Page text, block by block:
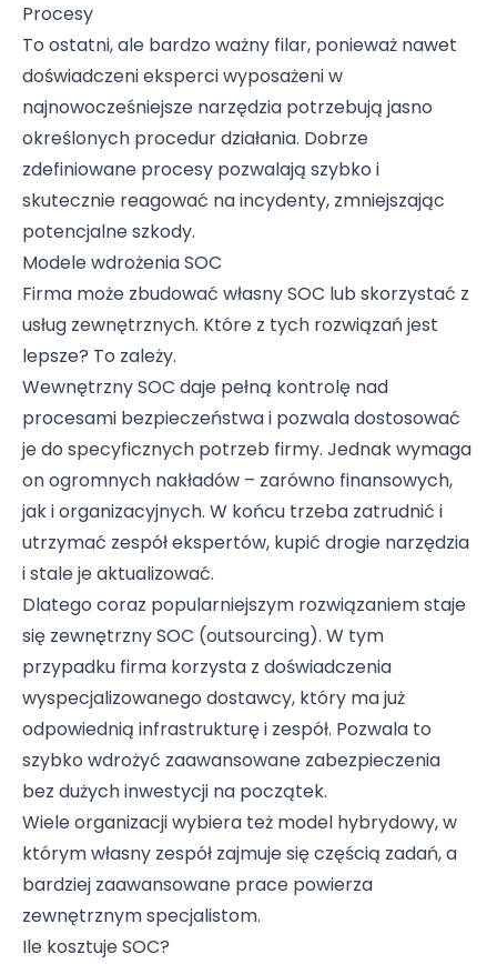
Procesy
To ostatni, ale bardzo ważny filar, ponieważ nawet
doświadczeni eksperci wyposażeni w
najnowocześniejsze narzędzia potrzebują jasno
określonych procedur działania. Dobrze
zdefiniowane procesy pozwalają szybko i
skutecznie reagować na incydenty, zmniejszając
potencjalne szkody.
Modele wdrożenia SOC
Firma może zbudować własny SOC lub skorzystać z
usług zewnętrznych. Które z tych rozwiązań jest
lepsze? To zależy.
Wewnętrzny SOC daje pełną kontrolę nad
procesami bezpieczeństwa i pozwala dostosować
je do specyficznych potrzeb firmy. Jednak wymaga
on ogromnych nakładów – zarówno finansowych,
jak i organizacyjnych. W końcu trzeba zatrudnić i
utrzymać zespół ekspertów, kupić drogie narzędzia
i stale je aktualizować.
Dlatego coraz popularniejszym rozwiązaniem staje
się zewnętrzny SOC (outsourcing). W tym
przypadku firma korzysta z doświadczenia
wyspecjalizowanego dostawcy, który ma już
odpowiednią infrastrukturę i zespół. Pozwala to
szybko wdrożyć zaawansowane zabezpieczenia
bez dużych inwestycji na początek.
Wiele organizacji wybiera też model hybrydowy, w
którym własny zespół zajmuje się częścią zadań, a
bardziej zaawansowane prace powierza
zewnętrznym specjalistom.
Ile kosztuje SOC?